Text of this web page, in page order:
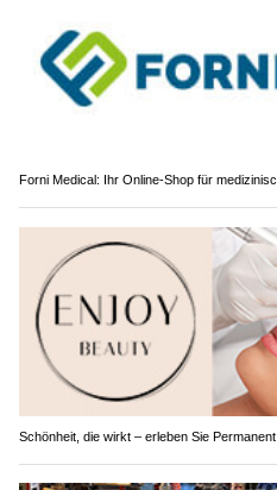
Forni Medical: Ihr Online-Shop für
Schönheit, die wirkt – erleben Sie